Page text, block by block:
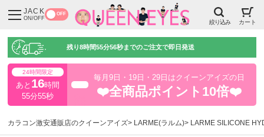
JACK
ON/OFF
OFF
絞り込み カート
残り8時間55分55秒までのご注文で即日発送
24時間限定
あと 16時間
55分54秒
毎月9日・19日・29日はクイーンアイズの日
❤️全商品ポイント10倍❤️
カラコン激安通販店のクイーンアイズ LARME(ラルム) LARME SILICONE